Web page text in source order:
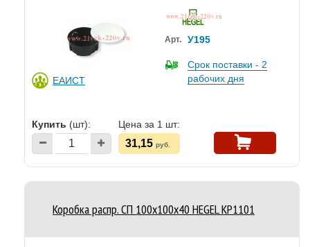
ЕАИСТ
Арт. У195
Срок поставки - 2
рабочих дня
Купить (шт): Цена за 1 шт:
31,15 руб.
Коробка распр. СП 100х100х40 HEGEL КР1101